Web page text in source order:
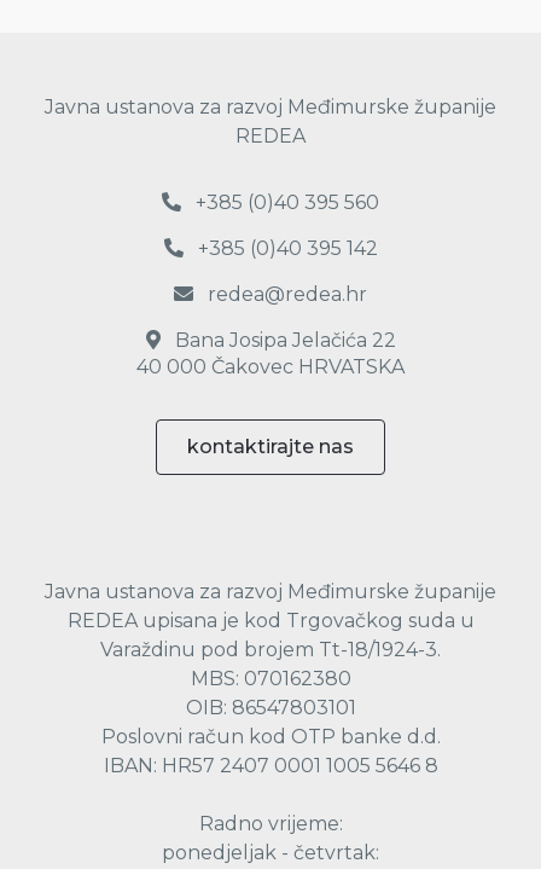
Javna ustanova za razvoj Međimurske županije
REDEA
+385 (0)40 395 560
+385 (0)40 395 142
redea@redea.hr
Bana Josipa Jelačića 22
40 000 Čakovec HRVATSKA
kontaktirajte nas
Javna ustanova za razvoj Međimurske županije
REDEA upisana je kod Trgovačkog suda u
Varaždinu pod brojem Tt-18/1924-3.
MBS: 070162380
OIB: 86547803101
Poslovni račun kod OTP banke d.d.
IBAN: HR57 2407 0001 1005 5646 8
Radno vrijeme:
ponedjeljak - četvrtak: